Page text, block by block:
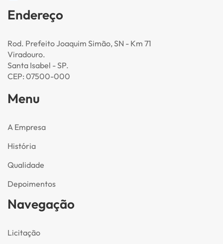
Endereço
Rod. Prefeito Joaquim Simão, SN - Km 71
Viradouro.
Santa Isabel - SP.
CEP: 07500-000
Menu
A Empresa
História
Qualidade
Depoimentos
Navegação
Licitação